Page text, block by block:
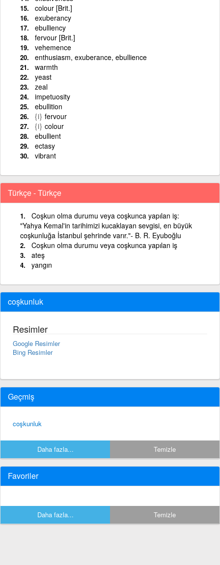
colour [Brit.]
exuberancy
ebulliency
fervour [Brit.]
vehemence
enthusiasm, exuberance, ebullience
warmth
yeast
zeal
impetuosity
ebullition
{i} fervour
{i} colour
ebullient
ectasy
vibrant
Türkçe - Türkçe
Coşkun olma durumu veya coşkunca yapılan iş:
"Yahya Kemal'in tarihimizi kucaklayan sevgisi, en büyük
coşkunluğa İstanbul şehrinde varır."- B. R. Eyuboğlu
Coşkun olma durumu veya coşkunca yapılan iş
ateş
yangın
coşkunluk
Resimler
Google Resimler
Bing Resimler
Geçmiş
coşkunluk
Daha fazla... Temizle
Favoriler
Daha fazla... Temizle